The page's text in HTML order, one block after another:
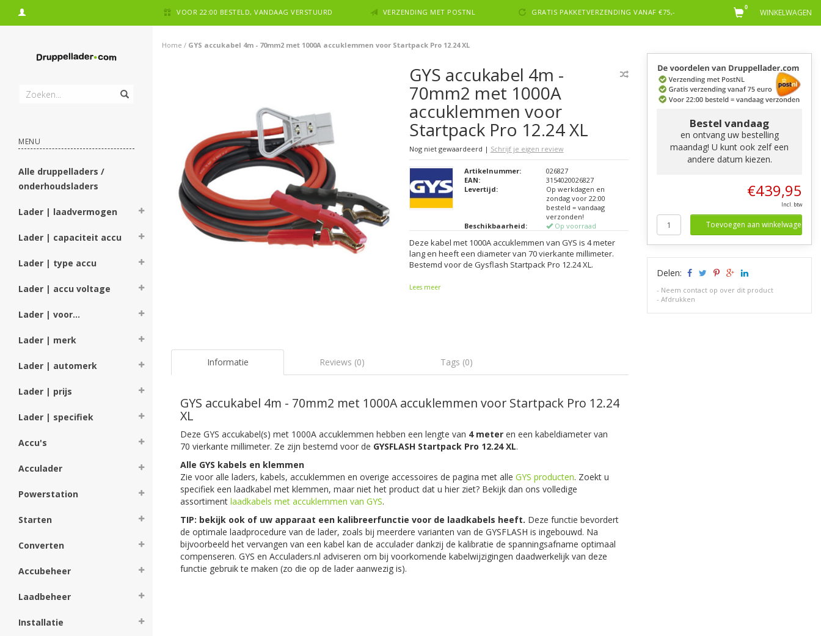
VOOR 22:00 BESTELD, VANDAAG VERSTUURD VERZENDING MET POSTNL GRATIS PAKKETVERZENDING VANAF €75,- WINKELWAGEN
0
MENU
Alle druppelladers /
onderhoudsladers
Lader | laadvermogen
Lader | capaciteit accu
Lader | type accu
Lader | accu voltage
Lader | voor...
Lader | merk
Lader | automerk
Lader | prijs
Lader | specifiek
Accu's
Acculader
Powerstation
Starten
Converten
Accubeheer
Laadbeheer
Installatie
Home / GYS accukabel 4m - 70mm2 met 1000A accuklemmen voor Startpack Pro 12.24 XL
GYS accukabel 4m -
70mm2 met 1000A
accuklemmen voor
Startpack Pro 12.24 XL
Nog niet gewaardeerd | Schrijf je eigen review
Artikelnummer:
026827
EAN:
3154020026827
Levertijd:
Op werkdagen en
zondag voor 22:00
besteld = vandaag
verzonden!
Beschikbaarheid:
Op voorraad
Deze kabel met 1000A accuklemmen van GYS is 4 meter
lang en heeft een diameter van 70 vierkante millimeter.
Bestemd voor de Gysflash Startpack Pro 12.24 XL.
Lees meer
Informatie Reviews (0) Tags (0)
GYS accukabel 4m - 70mm2 met 1000A accuklemmen voor Startpack Pro 12.24
XL
Deze GYS accukabel(s) met 1000A accuklemmen hebben een lengte van 4 meter en een kabeldiameter van
70 vierkante millimeter. Ze zijn bestemd voor de GYSFLASH Startpack Pro 12.24 XL.
Alle GYS kabels en klemmen
Zie voor alle laders, kabels, accuklemmen en overige accessoires de pagina met alle GYS producten. Zoekt u
specifiek een laadkabel met klemmen, maar niet het product dat u hier ziet? Bekijk dan ons volledige
assortiment laadkabels met accuklemmen van GYS.
TIP: bekijk ook of uw apparaat een kalibreerfunctie voor de laadkabels heeft. Deze functie bevordert
de optimale laadprocedure van de lader, zoals bij meerdere varianten van de GYSFLASH is ingebouwd. Na
bijvoorbeeld het vervangen van een kabel kan de acculader dankzij de kalibratie de spanningsafname optimaal
compenseren. GYS en Acculaders.nl adviseren om bij voorkomende kabelwijzigingen daadwerkelijk van deze
functie gebruik te maken (zo die op de lader aanwezig is).
Bestel vandaag
en ontvang uw bestelling
maandag! U kunt ook zelf een
andere datum kiezen.
€439,95
Incl. btw
Toevoegen aan winkelwagen
Delen:
- Neem contact op over dit product
-Afdrukken